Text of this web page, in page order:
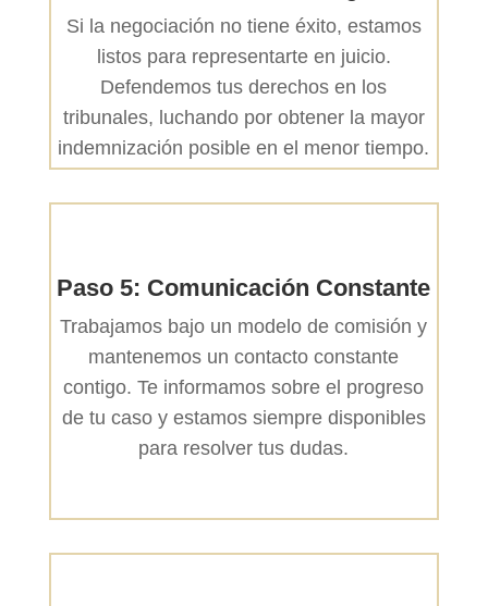
Si la negociación no tiene éxito, estamos
listos para representarte en juicio.
Defendemos tus derechos en los
tribunales, luchando por obtener la mayor
indemnización posible en el menor tiempo.
Paso 5: Comunicación Constante
Trabajamos bajo un modelo de comisión y
mantenemos un contacto constante
contigo. Te informamos sobre el progreso
de tu caso y estamos siempre disponibles
para resolver tus dudas.